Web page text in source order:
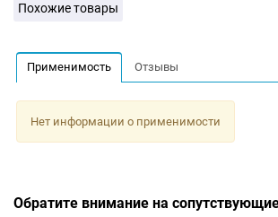
Похожие товары
Применимость Отзывы
Нет информации о применимости
Обратите внимание на